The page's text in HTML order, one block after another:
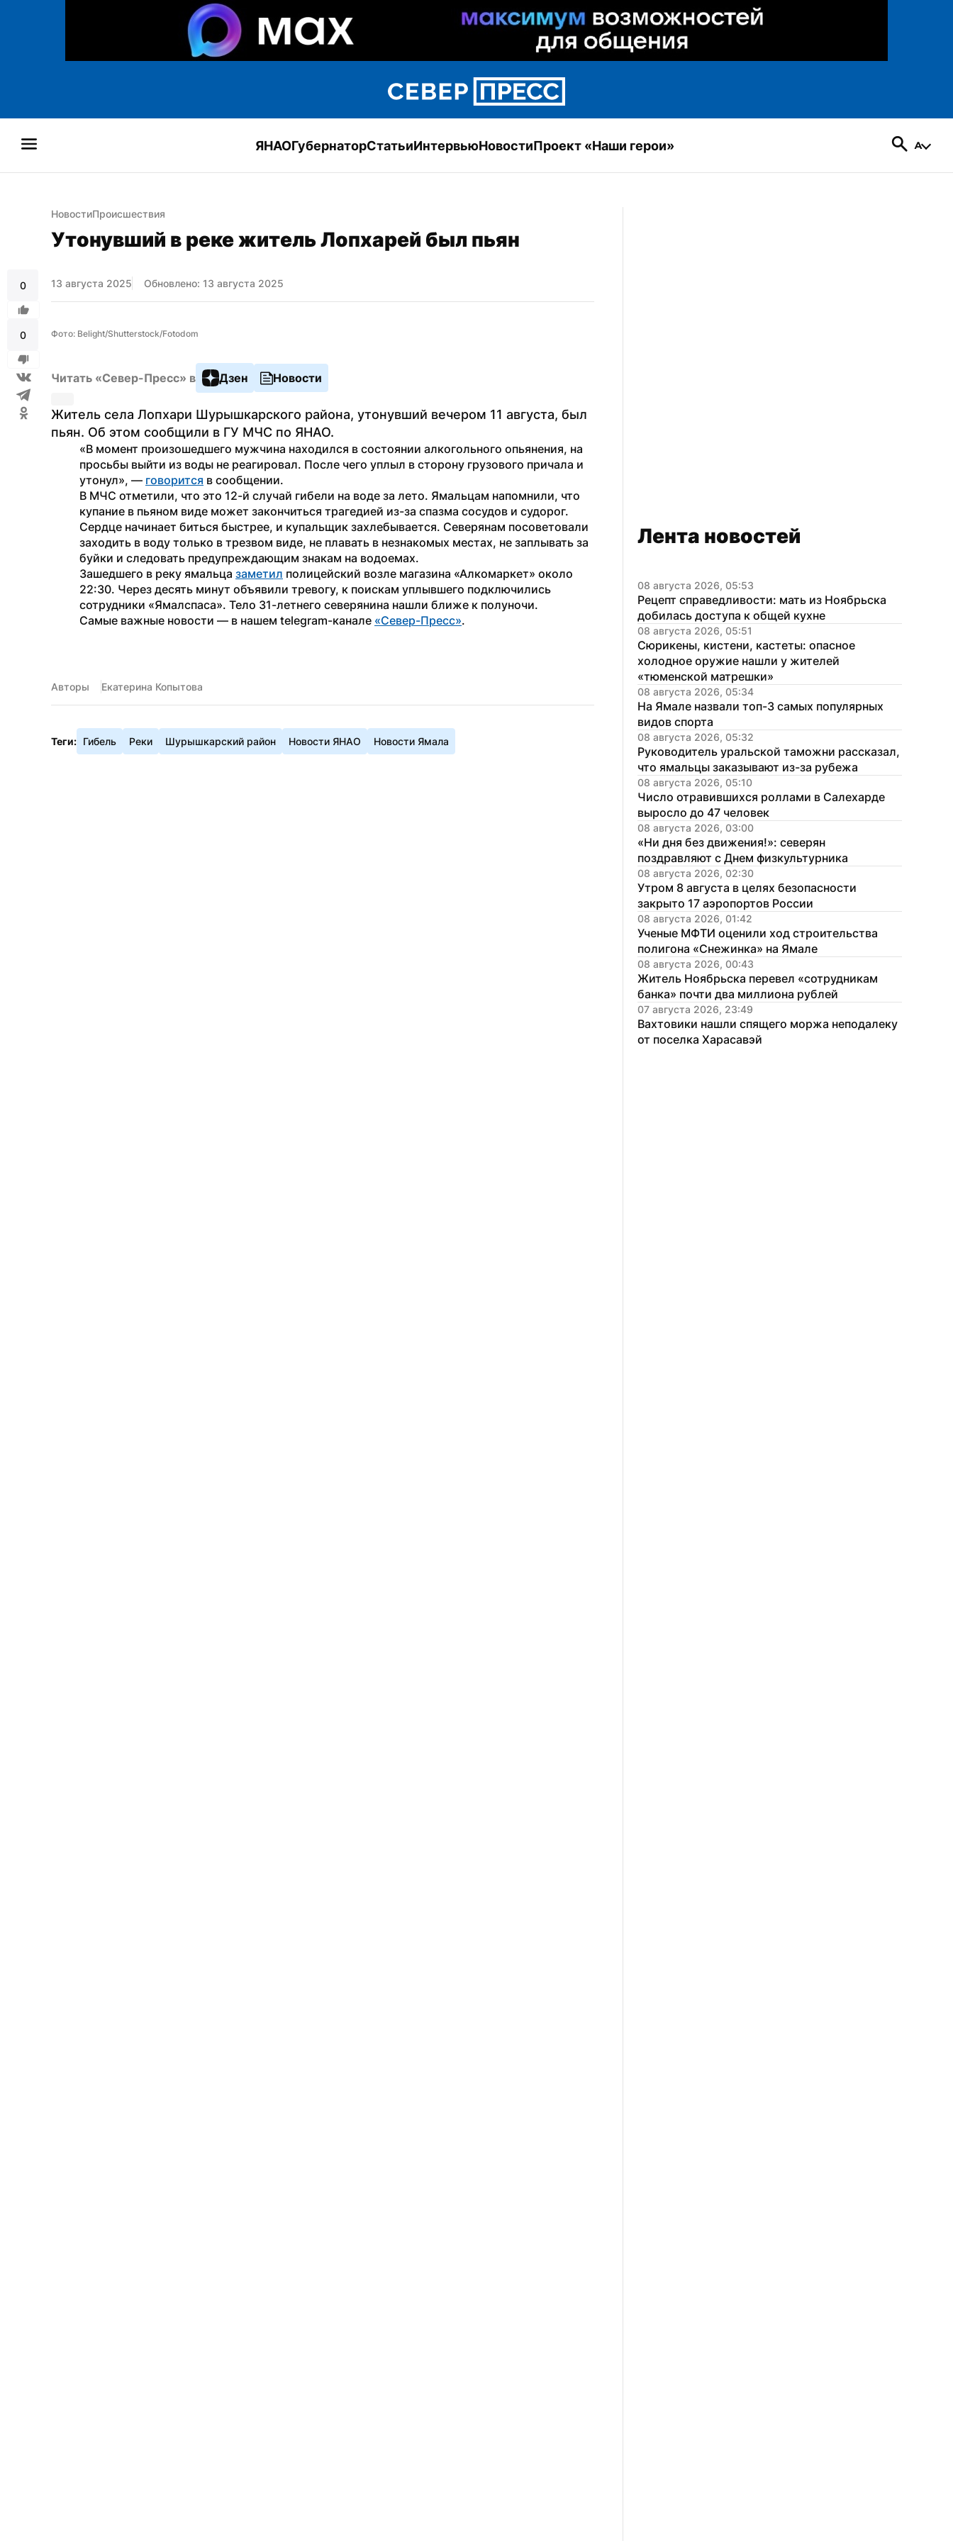
ЯНАОГубернаторСтатьиИнтервьюНовостиПроект «Наши герои»
0
0
НовостиПроисшествия
Утонувший в реке житель Лопхарей был пьян
13 августа 2025 Обновлено: 13 августа 2025
Фото: Belight/Shutterstock/Fotodom
Читать «Север-Пресс» в Дзен Новости
Житель села Лопхари Шурышкарского района, утонувший вечером 11 августа, был
пьян. Об этом сообщили в ГУ МЧС по ЯНАО.
«В момент произошедшего мужчина находился в состоянии алкогольного опьянения, на
просьбы выйти из воды не реагировал. После чего уплыл в сторону грузового причала и
утонул», — говорится в сообщении.
В МЧС отметили, что это 12-й случай гибели на воде за лето. Ямальцам напомнили, что
купание в пьяном виде может закончиться трагедией из-за спазма сосудов и судорог.
Сердце начинает биться быстрее, и купальщик захлебывается. Северянам посоветовали
заходить в воду только в трезвом виде, не плавать в незнакомых местах, не заплывать за
буйки и следовать предупреждающим знакам на водоемах.
Зашедшего в реку ямальца заметил полицейский возле магазина «Алкомаркет» около
22:30. Через десять минут объявили тревогу, к поискам уплывшего подключились
сотрудники «Ямалспаса». Тело 31-летнего северянина нашли ближе к полуночи.
Самые важные новости — в нашем telegram-канале «Север-Пресс».
Авторы Екатерина Копытова
Теги: Гибель Реки Шурышкарский район Новости ЯНАО Новости Ямала
Лента новостей
08 августа 2026, 05:53
Рецепт справедливости: мать из Ноябрьска
добилась доступа к общей кухне
08 августа 2026, 05:51
Сюрикены, кистени, кастеты: опасное
холодное оружие нашли у жителей
«тюменской матрешки»
08 августа 2026, 05:34
На Ямале назвали топ-3 самых популярных
видов спорта
08 августа 2026, 05:32
Руководитель уральской таможни рассказал,
что ямальцы заказывают из-за рубежа
08 августа 2026, 05:10
Число отравившихся роллами в Салехарде
выросло до 47 человек
08 августа 2026, 03:00
«Ни дня без движения!»: северян
поздравляют с Днем физкультурника
08 августа 2026, 02:30
Утром 8 августа в целях безопасности
закрыто 17 аэропортов России
08 августа 2026, 01:42
Ученые МФТИ оценили ход строительства
полигона «Снежинка» на Ямале
08 августа 2026, 00:43
Житель Ноябрьска перевел «сотрудникам
банка» почти два миллиона рублей
07 августа 2026, 23:49
Вахтовики нашли спящего моржа неподалеку
от поселка Харасавэй